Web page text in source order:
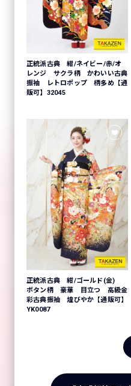
正統派古典 紺/ネイビー/赤/オ
レンジ サクラ柄 かわいい古典
振袖 レトロポップ 柄多め【通
販可】32045
正統派古典 紺/ゴールド(金)
ボタン柄 豪華 目立つ 高級金
彩古典振袖 煌びやか【通販可】
YK0087